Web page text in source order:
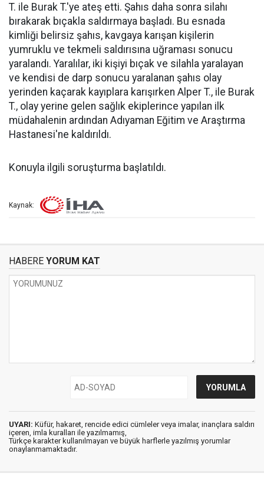
T. ile Burak T.'ye ateş etti. Şahıs daha sonra silahı
bırakarak bıçakla saldırmaya başladı. Bu esnada
kimliği belirsiz şahıs, kavgaya karışan kişilerin
yumruklu ve tekmeli saldırısına uğraması sonucu
yaralandı. Yaralılar, iki kişiyi bıçak ve silahla yaralayan
ve kendisi de darp sonucu yaralanan şahıs olay
yerinden kaçarak kayıplara karışırken Alper T., ile Burak
T., olay yerine gelen sağlık ekiplerince yapılan ilk
müdahalenin ardından Adıyaman Eğitim ve Araştırma
Hastanesi'ne kaldırıldı.
Konuyla ilgili soruşturma başlatıldı.
Kaynak:
HABERE YORUM KAT
UYARI: Küfür, hakaret, rencide edici cümleler veya imalar, inançlara saldırı
içeren, imla kuralları ile yazılmamış,
Türkçe karakter kullanılmayan ve büyük harflerle yazılmış yorumlar
onaylanmamaktadır.